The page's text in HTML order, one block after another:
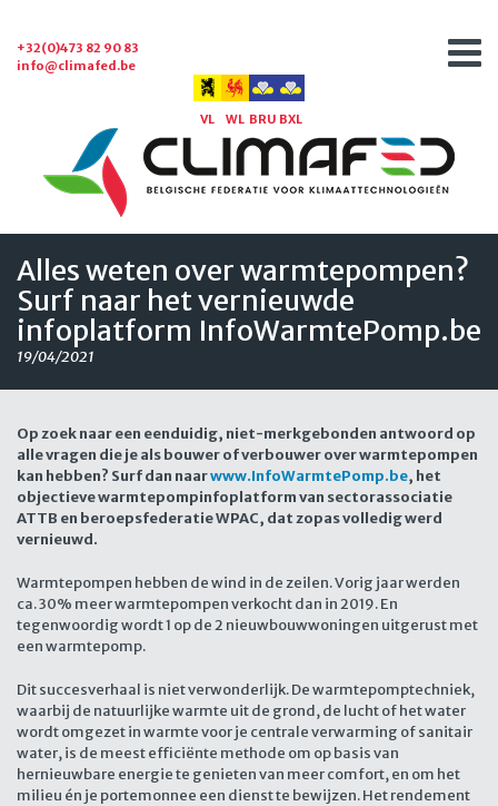
+32(0)473 82 90 83
info@climafed.be
VL WL BRU BXL
Alles weten over warmtepompen?
Surf naar het vernieuwde
infoplatform InfoWarmtePomp.be
19/04/2021
Op zoek naar een eenduidig, niet-merkgebonden antwoord op
alle vragen die je als bouwer of verbouwer over warmtepompen
kan hebben? Surf dan naarwww.InfoWarmtePomp.be, het
objectieve warmtepompinfoplatform van sectorassociatie
ATTB en beroepsfederatie WPAC, dat zopas volledig werd
vernieuwd.
Warmtepompen hebben de wind in de zeilen. Vorig jaar werden
ca. 30% meer warmtepompen verkocht dan in 2019. En
tegenwoordig wordt 1 op de 2 nieuwbouwwoningen uitgerust met
een warmtepomp.
Dit succesverhaal is niet verwonderlijk. De warmtepomptechniek,
waarbij de natuurlijke warmte uit de grond, de lucht of het water
wordt omgezet in warmte voor je centrale verwarming of sanitair
water, is de meest efficiënte methode om op basis van
hernieuwbare energie te genieten van meer comfort, en om het
milieu én je portemonnee een dienst te bewijzen. Het rendement